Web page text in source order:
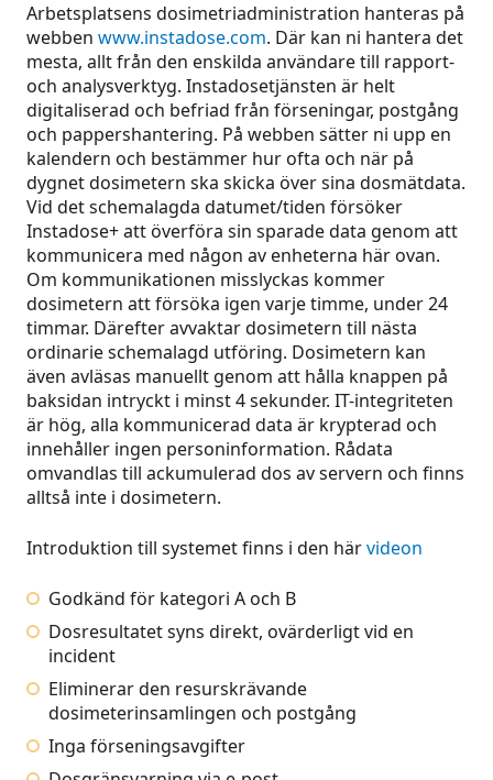
Arbetsplatsens dosimetriadministration hanteras på
webben www.instadose.com. Där kan ni hantera det
mesta, allt från den enskilda användare till rapport-
och analysverktyg. Instadosetjänsten är helt
digitaliserad och befriad från förseningar, postgång
och pappershantering. På webben sätter ni upp en
kalendern och bestämmer hur ofta och när på
dygnet dosimetern ska skicka över sina dosmätdata.
Vid det schemalagda datumet/tiden försöker
Instadose+ att överföra sin sparade data genom att
kommunicera med någon av enheterna här ovan.
Om kommunikationen misslyckas kommer
dosimetern att försöka igen varje timme, under 24
timmar. Därefter avvaktar dosimetern till nästa
ordinarie schemalagd utföring. Dosimetern kan
även avläsas manuellt genom att hålla knappen på
baksidan intryckt i minst 4 sekunder. IT-integriteten
är hög, alla kommunicerad data är krypterad och
innehåller ingen personinformation. Rådata
omvandlas till ackumulerad dos av servern och finns
alltså inte i dosimetern.
Introduktion till systemet finns i den härvideon
Godkänd för kategori A och B
Dosresultatet syns direkt, ovärderligt vid en
incident
Eliminerar den resurskrävande
dosimeterinsamlingen och postgång
Inga förseningsavgifter